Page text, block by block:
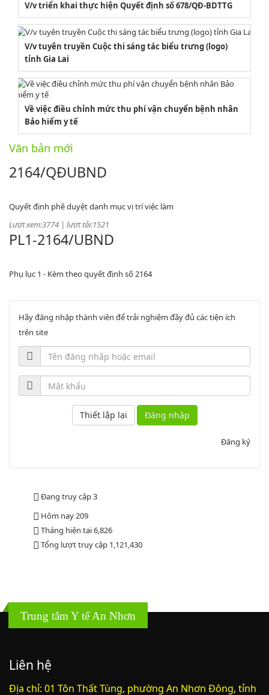
V/v triển khai thực hiện Quyết định số 678/QĐ-BDTTG
V/v tuyên truyền Cuộc thi sáng tác biểu trưng (logo)
tỉnh Gia Lai
Về việc điều chỉnh mức thu phí vận chuyển bệnh nhân
Bảo hiểm y tế
Văn bản mới
2164/QĐUBND
Quyết định phê duyệt danh mục vị trí việc làm
Lượt xem:3774 | lượt tải:1521
PL1-2164/UBND
Phụ lục 1 - Kèm theo quyết định số 2164
Lượt xem:2000 | lượt tải:1060
PL3-2164/UBND
Phụ lục 3 - Kèm theo quyết định số 2164
Lượt xem:2010 | lượt tải:1159
Hãy đăng nhập thành viên để trải nghiệm đầy đủ các tiện ích
trên site
Đăng nhập
Đăng ký
Đang truy cập3
Hôm nay209
Tháng hiện tại6,826
Tổng lượt truy cập 1,121,430
Trung tâm Y tế An Nhơn
Liên hệ
Địa chỉ: 01 Tôn Thất Tùng, phường An Nhơn Đông, tỉnh